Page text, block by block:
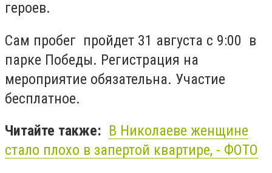
героев.
Сам пробег пройдет 31 августа с 9:00 в
парке Победы. Регистрация на
мероприятие обязательна. Участие
бесплатное.
Читайте также: В Николаеве женщине
стало плохо в запертой квартире, - ФОТО